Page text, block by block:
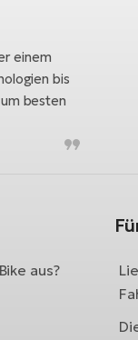
einem
bis
besten
aus?